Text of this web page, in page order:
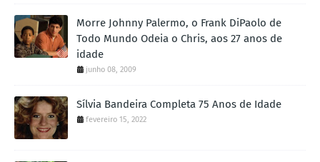
Morre Johnny Palermo, o Frank DiPaolo de
Todo Mundo Odeia o Chris, aos 27 anos de
idade
junho 08, 2009
Sílvia Bandeira Completa 75 Anos de Idade
fevereiro 15, 2022